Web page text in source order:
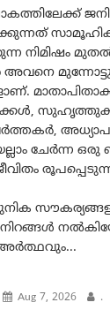
നിമിഷം
അവനെ
ചേർന്ന ഒരു
Aug 7, 2026 .